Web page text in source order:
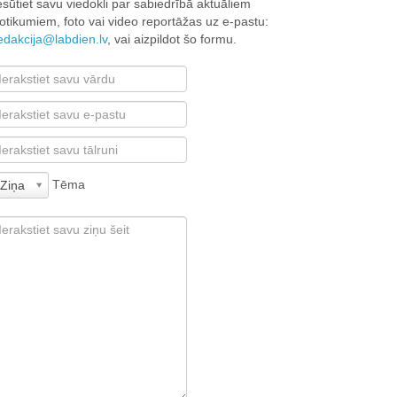
savu viedokli par sabiedrībā aktuāliem
foto vai video reportāžas uz e-pastu:
, vai aizpildot šo formu.
Ziņa Tēma